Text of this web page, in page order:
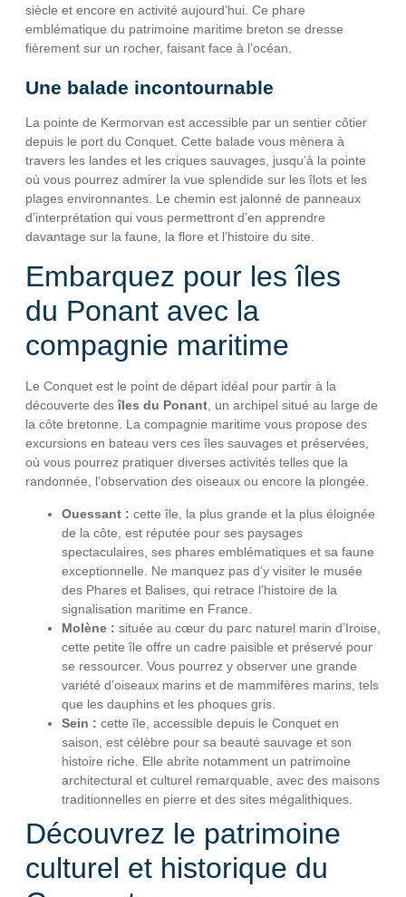
siècle et encore en activité aujourd’hui. Ce phare
emblématique du patrimoine maritime breton se dresse
fièrement sur un rocher, faisant face à l’océan.
Une balade incontournable
La pointe de Kermorvan est accessible par un sentier côtier
depuis le port du Conquet. Cette balade vous mènera à
travers les landes et les criques sauvages, jusqu’à la pointe
où vous pourrez admirer la vue splendide sur les îlots et les
plages environnantes. Le chemin est jalonné de panneaux
d’interprétation qui vous permettront d’en apprendre
davantage sur la faune, la flore et l’histoire du site.
Embarquez pour les îles
du Ponant avec la
compagnie maritime
Le Conquet est le point de départ idéal pour partir à la
découverte desîles du Ponant, un archipel situé au large de
la côte bretonne. La compagnie maritime vous propose des
excursions en bateau vers ces îles sauvages et préservées,
où vous pourrez pratiquer diverses activités telles que la
randonnée, l’observation des oiseaux ou encore la plongée.
Ouessant : cette île, la plus grande et la plus éloignée
de la côte, est réputée pour ses paysages
spectaculaires, ses phares emblématiques et sa faune
exceptionnelle. Ne manquez pas d’y visiter le musée
des Phares et Balises, qui retrace l’histoire de la
signalisation maritime en France.
Molène : située au cœur du parc naturel marin d’Iroise,
cette petite île offre un cadre paisible et préservé pour
se ressourcer. Vous pourrez y observer une grande
variété d’oiseaux marins et de mammifères marins, tels
que les dauphins et les phoques gris.
Sein : cette île, accessible depuis le Conquet en
saison, est célèbre pour sa beauté sauvage et son
histoire riche. Elle abrite notamment un patrimoine
architectural et culturel remarquable, avec des maisons
traditionnelles en pierre et des sites mégalithiques.
Découvrez le patrimoine
culturel et historique du